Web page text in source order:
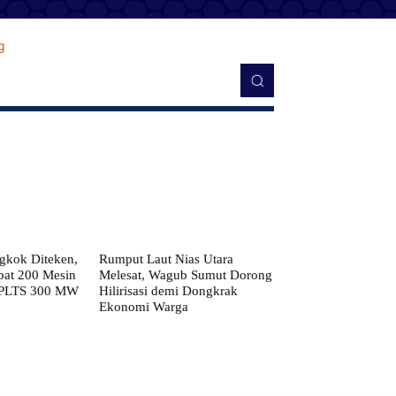
Diteken,
200 Mesin
300 MW
Rumput Laut Nias Utara
Melesat, Wagub Sumut Dorong
Hilirisasi demi Dongkrak
Ekonomi Warga